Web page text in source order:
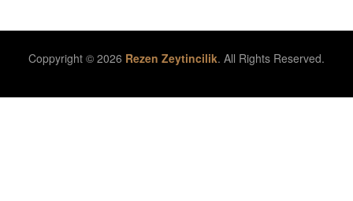
Coppyright © 2026 Rezen Zeytincilik. All Rights Reserved.